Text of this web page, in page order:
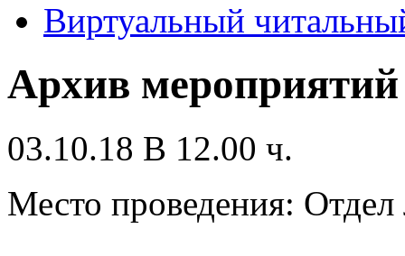
Виртуальный
Архив мероприятий
03.10.18 В 12.00 ч.
Место проведения: Отдел